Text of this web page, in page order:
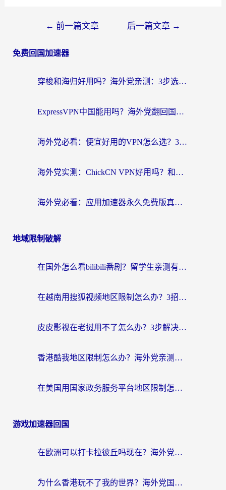
← 前一篇文章 后一篇文章 →
免费回国加速器
穿梭和海归好用吗？海外党亲测：3步选对回国加速器，无缝刷国内剧玩手游
ExpressVPN中国能用吗？海外党翻回国内的加速器选择指南（附番茄加速器实测）
海外党必看：便宜好用的VPN怎么选？3步解决回国访问难题+Steam改区技巧
海外党实测：ChickCN VPN好用吗？和OurPlay VPN对比哪个回国效果更好？附避坑指南
海外党必看：应用加速器永久免费版真的靠谱吗？教你选对回国加速器无缝刷国内资源
地域限制破解
在国外怎么看bilibili番剧？留学生亲测有效的地域限制突破指南（附酷我酷狗音乐解决方法）
在越南用搜狐视频地区限制怎么办？3招解决海外看国内剧难题（附西瓜视频CCTV观看技巧）
皮皮影视在老挝用不了怎么办？3步解决海外看国内影视&财经的痛点
香港酷我地区限制怎么办？海外党亲测有效的回国加速方案来了
在美国用国家政务服务平台地区限制怎么办？海外华人必备的突破攻略（附追剧看片技巧）
游戏加速器回国
在欧洲可以打卡拉彼丘吗现在？海外党国服游戏加速器终极避坑指南
为什么香港玩不了我的世界？海外党国服游戏加速终极解决方案